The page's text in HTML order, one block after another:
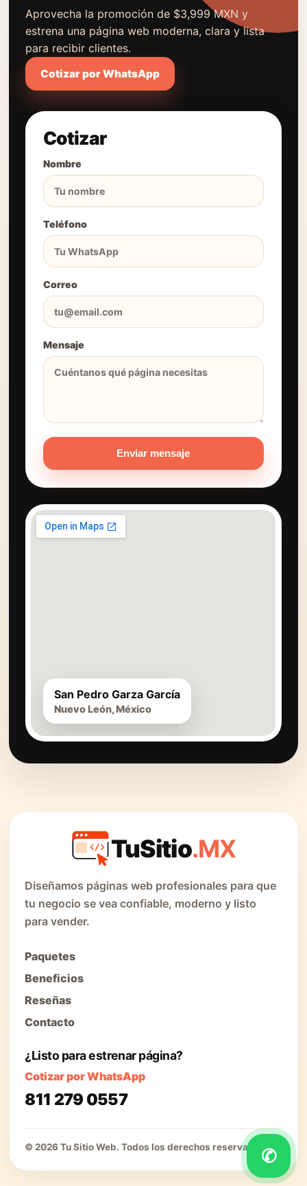
Aprovecha la promoción de $3,999 MXN y
estrena una página web moderna, clara y lista
para recibir clientes.
Cotizar por WhatsApp
Cotizar
Nombre
Teléfono
Correo
Mensaje
Enviar mensaje
San Pedro Garza García
Nuevo León, México
TuSitio.MX
Diseñamos páginas web profesionales para que
tu negocio se vea confiable, moderno y listo
para vender.
Paquetes
Beneficios
Reseñas
Contacto
¿Listo para estrenar página?
Cotizar por WhatsApp
811 279 0557
© 2026 Tu Sitio Web. Todos los derechos reservados.✆